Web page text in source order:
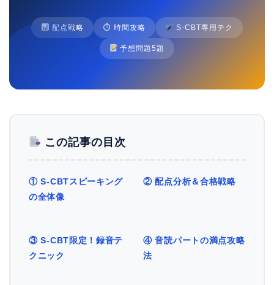
配点戦略 ⏱ 時間攻略 S-CBT専用テク
予想問題5題
この記事の目次
① S-CBTスピーキング
の全体像
② 配点分析＆合格戦略
③ S-CBT限定！録音テ
クニック
④ 音読パートの満点攻略
法